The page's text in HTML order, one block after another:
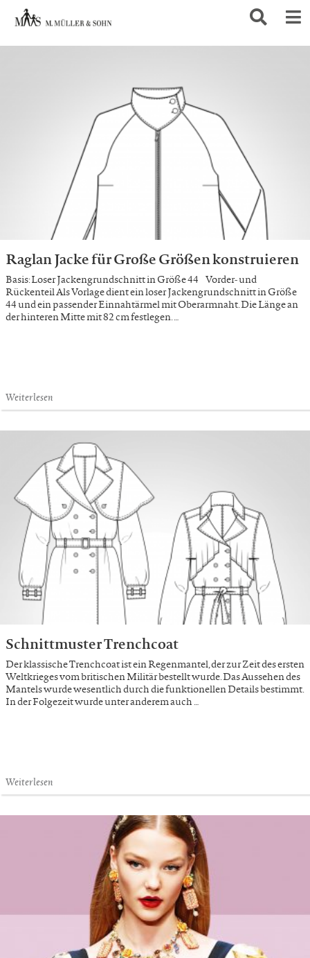
Raglan Jacke für Große Größen konstruieren
Basis: Loser Jackengrundschnitt in Größe 44 Vorder- und
Rückenteil Als Vorlage dient ein loser Jackengrundschnitt in Größe
44 und ein passender Einnahtärmel mit Oberarmnaht. Die Länge an
der hinteren Mitte mit 82 cm festlegen. …
Weiterlesen
Schnittmuster Trenchcoat
Der klassische Trenchcoat ist ein Regenmantel, der zur Zeit des ersten
Weltkrieges vom britischen Militär bestellt wurde. Das Aussehen des
Mantels wurde wesentlich durch die funktionellen Details bestimmt.
In der Folgezeit wurde unter anderem auch …
Weiterlesen